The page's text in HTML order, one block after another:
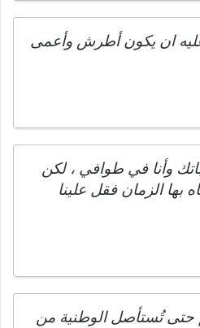
ان يكون أطرش وأعمى
وأنا في طوافي ، لكن
بها الزمان فقل علينا
حتى تُستأصل الوطنية من